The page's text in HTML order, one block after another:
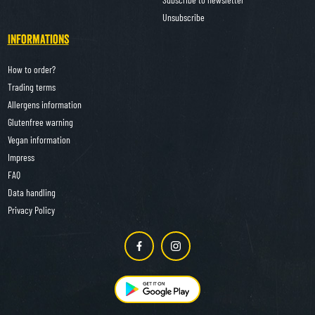
Unsubscribe
Informations
How to order?
Trading terms
Allergens information
Glutenfree warning
Vegan information
Impress
FAQ
Data handling
Privacy Policy